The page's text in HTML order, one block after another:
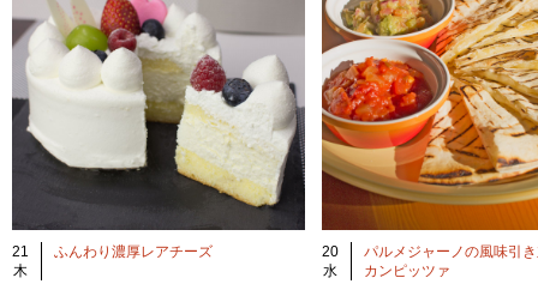
21
木
ふんわり濃厚レアチーズ
20
水
パルメジャーノの風味引
カンピッツァ